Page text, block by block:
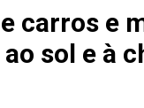
carros e
sol e à